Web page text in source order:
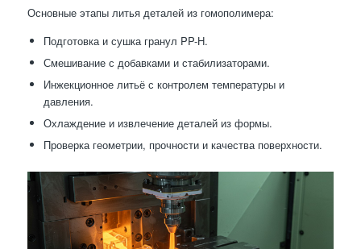
Основные этапы литья деталей из гомополимера:
Подготовка и сушка гранул PP-H.
Смешивание с добавками и стабилизаторами.
Инжекционное литьё с контролем температуры и
давления.
Охлаждение и извлечение деталей из формы.
Проверка геометрии, прочности и качества поверхности.